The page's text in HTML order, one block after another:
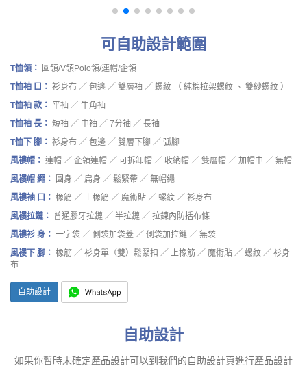
可自助設計範圍
T恤領：
圓領/V領Polo領/連帽/企領
T恤袖 口： 衫身布 ／ 包邊 ／ 雙層袖 ／ 螺紋 （ 純棉拉架螺紋 、 雙紗螺紋 ）
T恤袖 款： 平袖 ／ 牛角袖
T恤袖 長： 短袖 ／ 中袖 ／ 7分袖 ／ 長袖
T恤下 腳： 衫身布 ／ 包邊 ／ 雙層下腳 ／ 弧腳
風褸帽： 連帽 ／ 企領連帽 ／ 可拆卸帽 ／ 收納帽 ／ 雙層帽 ／ 加帽中 ／ 無帽
風褸帽 繩：
圓身 ／ 扁身 ／ 鬆緊帶 ／ 無帽繩
風褸袖 口： 橡筋 ／ 上橡筋 ／ 魔術貼 ／ 螺紋 ／ 衫身布
風褸拉鏈： 普通膠牙拉鏈 ／ 半拉鏈 ／ 拉鍊內防括布條
風褸衫 身： 一字袋 ／ 側袋加袋蓋 ／ 側袋加拉鏈 ／ 無袋
風褸下 腳： 橡筋 ／ 衫身單（雙）鬆緊扣 ／ 上橡筋 ／ 魔術貼 ／ 螺紋 ／ 衫身
布
自助設計
自助設計
如果你暫時未確定產品設計可以到我們的自助設計頁進行產品設計